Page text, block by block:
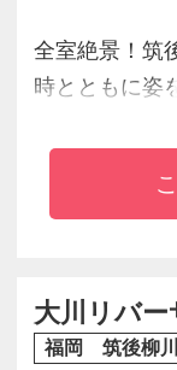
全室絶景！筑
時とともに姿
りお愉しみく
大川リバ
福岡 筑後柳